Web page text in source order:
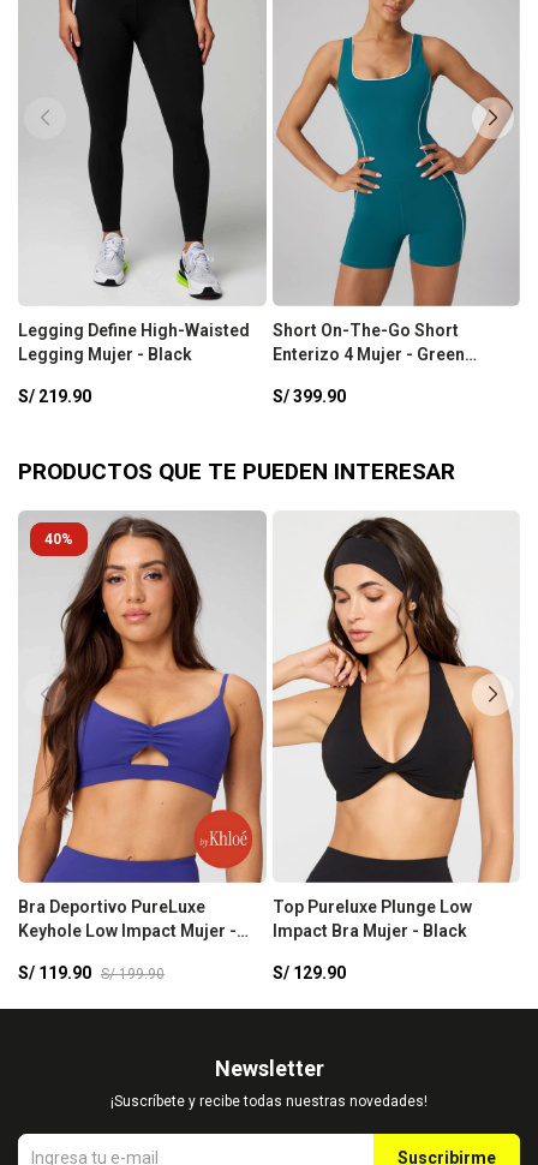
Legging Define High-Waisted
Legging Mujer - Black
S/ 219.90
Short On-The-Go Short
Enterizo 4 Mujer - Green
S/ 399.90
PRODUCTOS QUE TE PUEDEN INTERESAR
40
Bra Deportivo PureLuxe
Keyhole Low Impact Mujer -
S/ 119.90 S/ 199.90
Top Pureluxe Plunge Low
Impact Bra Mujer - Black
S/ 129.90
Newsletter
¡Suscríbete y recibe todas nuestras novedades!
Suscribirme